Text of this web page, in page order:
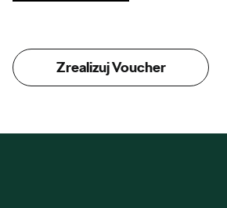
Zrealizuj Voucher